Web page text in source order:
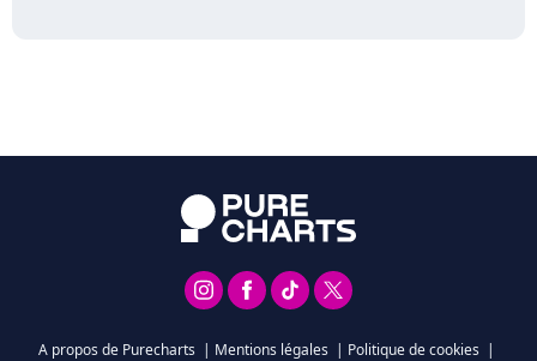
A propos de Purecharts | Mentions légales | Politique de cookies |